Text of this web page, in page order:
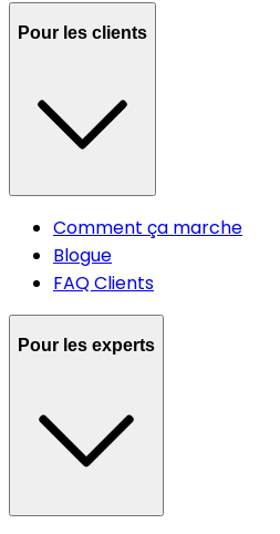
Pour les clients
Comment ça marche
Blogue
FAQ Clients
Pour les experts